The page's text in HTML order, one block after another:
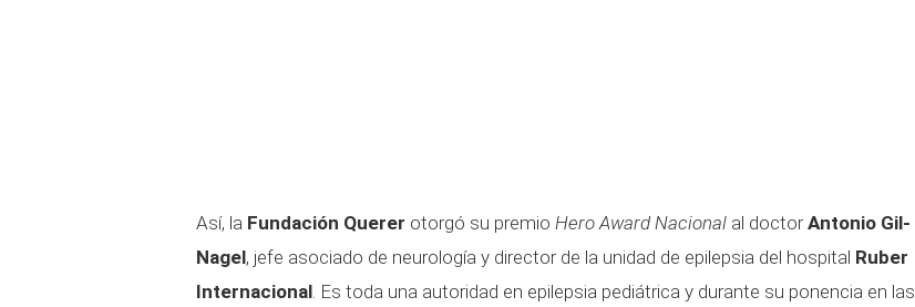
Así, la Fundación Querer otorgó su premio Hero Award Nacional al doctorAntonio Gil-
Nagel, jefe asociado de neurología y director de la unidad de epilepsia del hospital Ruber
Internacional. Es toda una autoridad en epilepsia pediátrica y durante su ponencia en las